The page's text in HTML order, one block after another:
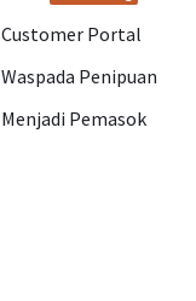
Customer Portal
Waspada Penipuan
Menjadi Pemasok